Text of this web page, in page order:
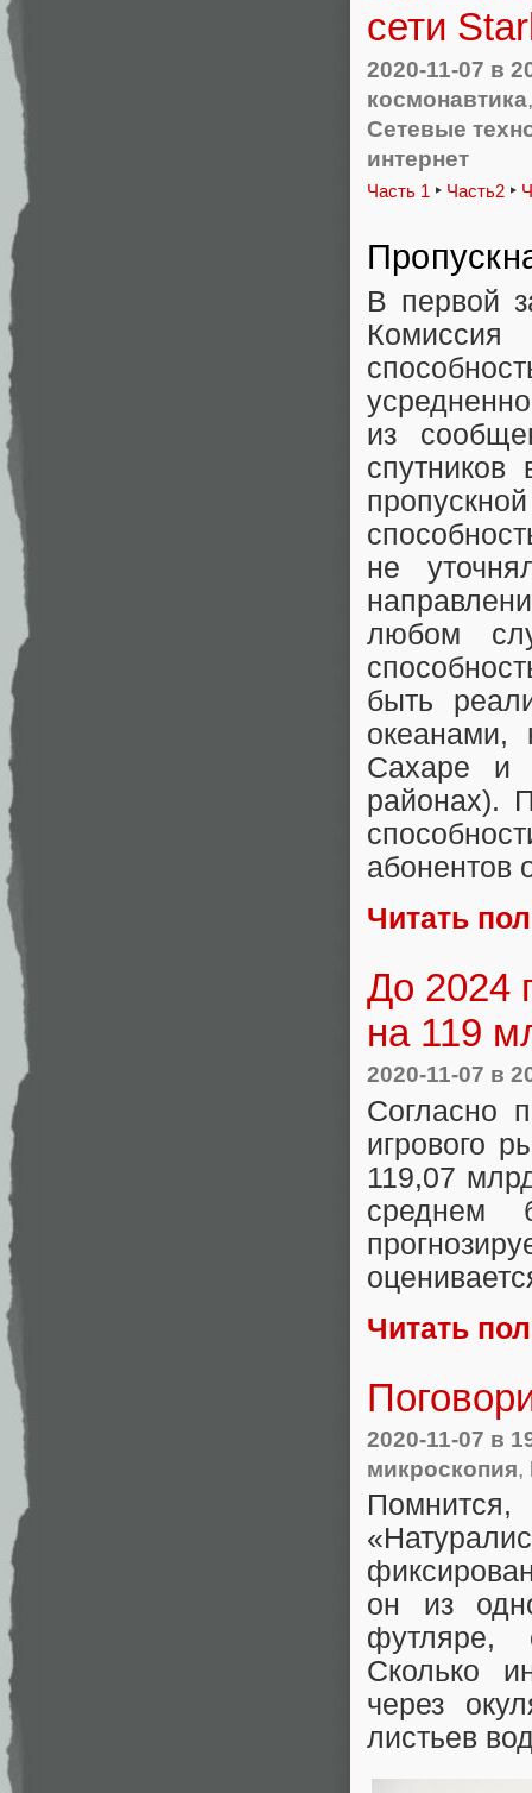
сети
2020-11-07 в
космонавтика
Сетевые
интернет
Часть 1 ‣ Часть2 ‣
В первой
из
не
любом
быть
океанами,
Сахаре и
районах).
абонентов
Читать
До 2024
на 119
2020-11-07 в
Согласно
игрового
119,07
Читать
2020-11-07 в
микроскопия,
Помнится,
он из
футляре,
Сколько
через
листьев